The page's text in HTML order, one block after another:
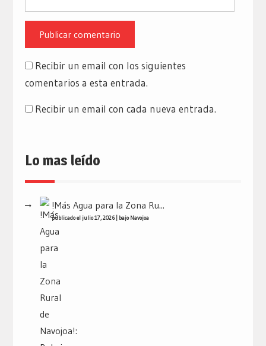
Recibir un email con los siguientes
comentarios a esta entrada.
Recibir un email con cada nueva entrada.
Lo mas leído
!Más Agua para la Zona Ru...
publicado el julio 17, 2026| bajo Navojoa